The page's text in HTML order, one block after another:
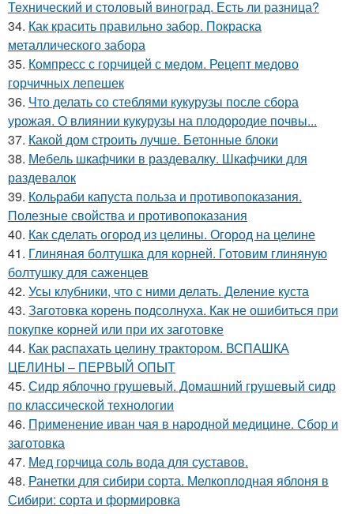
Технический и столовый виноград. Есть ли разница?
34. Как красить правильно забор. Покраска
металлического забора
35. Компресс с горчицей с медом. Рецепт медово
горчичных лепешек
36. Что делать со стеблями кукурузы после сбора
урожая. О влиянии кукурузы на плодородие почвы...
37. Какой дом строить лучше. Бетонные блоки
38. Мебель шкафчики в раздевалку. Шкафчики для
раздевалок
39. Кольраби капуста польза и противопоказания.
Полезные свойства и противопоказания
40. Как сделать огород из целины. Огород на целине
41. Глиняная болтушка для корней. Готовим глиняную
болтушку для саженцев
42. Усы клубники, что с ними делать. Деление куста
43. Заготовка корень подсолнуха. Как не ошибиться при
покупке корней или при их заготовке
44. Как распахать целину трактором. ВСПАШКА
ЦЕЛИНЫ – ПЕРВЫЙ ОПЫТ
45. Сидр яблочно грушевый. Домашний грушевый сидр
по классической технологии
46. Применение иван чая в народной медицине. Сбор и
заготовка
47. Мед горчица соль вода для суставов.
48. Ранетки для сибири сорта. Мелкоплодная яблоня в
Сибири: сорта и формировка